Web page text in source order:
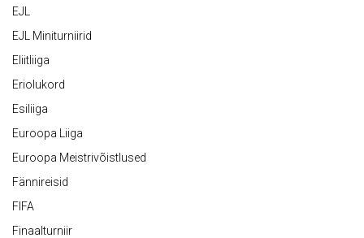
EJL
EJL Miniturniirid
Eliitliiga
Eriolukord
Esiliiga
Euroopa Liiga
Euroopa Meistrivõistlused
Fännireisid
FIFA
Finaalturniir